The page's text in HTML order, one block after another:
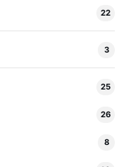
22
3
25
26
8